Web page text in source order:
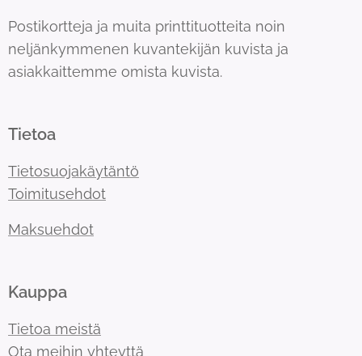
Postikortteja ja muita printtituotteita noin
neljänkymmenen kuvantekijän kuvista ja
asiakkaittemme omista kuvista.
Tietoa
Tietosuojakäytäntö
Toimitusehdot
Maksuehdot
Kauppa
Tietoa meistä
Ota meihin yhteyttä